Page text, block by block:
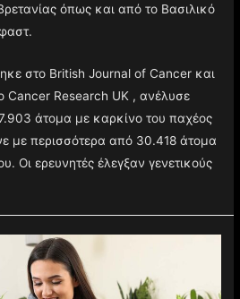
όπως και από το Βασιλικό
στο British Journal of Cancer και
Cancer Research UK , ανέλυσε
άτομα με καρκίνο του παχέος
με περισσότερα από 30.418 άτομα
Οι ερευνητές έλεγξαν γενετικούς